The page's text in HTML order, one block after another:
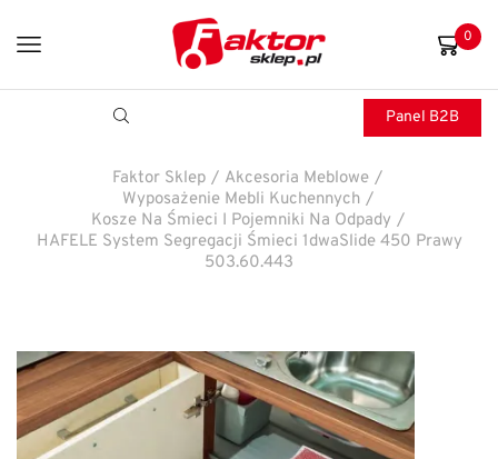
0
Panel B2B
Faktor Sklep / Akcesoria Meblowe /
Wyposażenie Mebli Kuchennych /
Kosze Na Śmieci I Pojemniki Na Odpady /
HAFELE System Segregacji Śmieci 1dwaSlide 450 Prawy
503.60.443